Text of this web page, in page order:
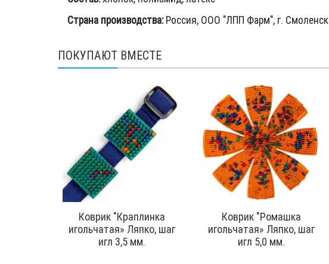
Страна производства:Россия, ООО "ЛПП Фарм", г. Смоленск
ПОКУПАЮТ ВМЕСТЕ
Коврик "Краплинка
игольчатая» Ляпко, шаг
игл 3,5 мм.
Коврик "Ромашка
игольчатая» Ляпко, шаг
игл 5,0 мм.